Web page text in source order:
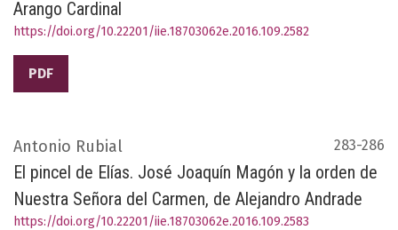
Arango Cardinal
https://doi.org/10.22201/iie.18703062e.2016.109.2582
PDF
Antonio Rubial 283-286
El pincel de Elías. José Joaquín Magón y la orden de
Nuestra Señora del Carmen, de Alejandro Andrade
https://doi.org/10.22201/iie.18703062e.2016.109.2583